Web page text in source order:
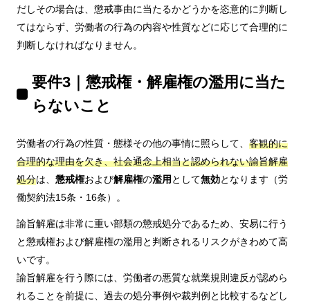
だしその場合は、懲戒事由に当たるかどうかを恣意的に判断し
てはならず、労働者の行為の内容や性質などに応じて合理的に
判断しなければなりません。
要件3｜懲戒権・解雇権の濫用に当た
らないこと
労働者の行為の性質・態様その他の事情に照らして、 客観的に
合理的な理由を欠き、社会通念上相当と認められない諭旨解雇
処分は、 懲戒権および解雇権の濫用として無効となります（労
働契約法15条・16条）。
諭旨解雇は非常に重い部類の懲戒処分であるため、安易に行う
と懲戒権および解雇権の濫用と判断されるリスクがきわめて高
いです。
諭旨解雇を行う際には、労働者の悪質な就業規則違反が認めら
れることを前提に、過去の処分事例や裁判例と比較するなどし